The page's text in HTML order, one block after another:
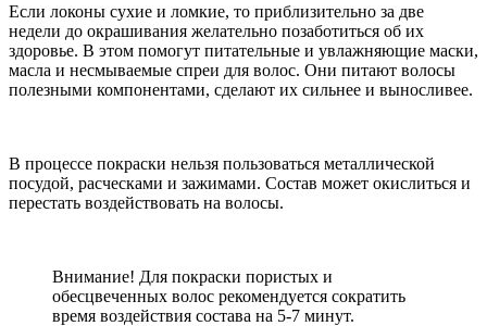
Если локоны сухие и ломкие, то приблизительно за две
недели до окрашивания желательно позаботиться об их
здоровье. В этом помогут питательные и увлажняющие маски,
масла и несмываемые спреи для волос. Они питают волосы
полезными компонентами, сделают их сильнее и выносливее.
В процессе покраски нельзя пользоваться металлической
посудой, расческами и зажимами. Состав может окислиться и
перестать воздействовать на волосы.
Внимание! Для покраски пористых и
обесцвеченных волос рекомендуется сократить
время воздействия состава на 5-7 минут.